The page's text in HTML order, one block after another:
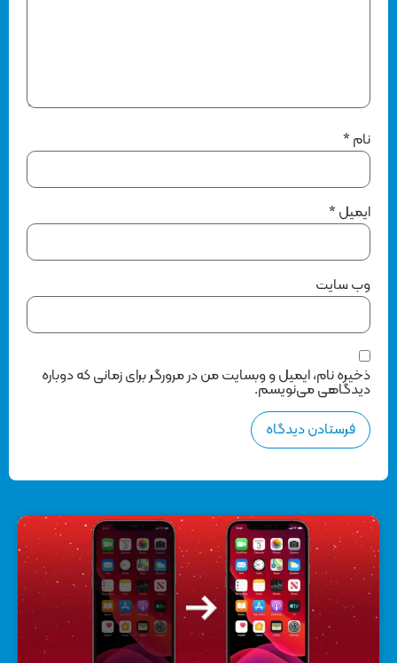
*
ایمیل*
وب‌ سایت
ذخیره نام، ایمیل و وبسایت من در مرورگر برای زمانی که دوباره
دیدگاهی می‌نویسم.